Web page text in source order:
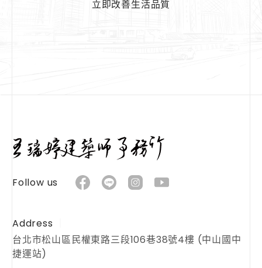
立即改善生活品質
Follow us
Address
台北市松山區民權東路三段106巷38號4樓 (中山國中
捷運站)